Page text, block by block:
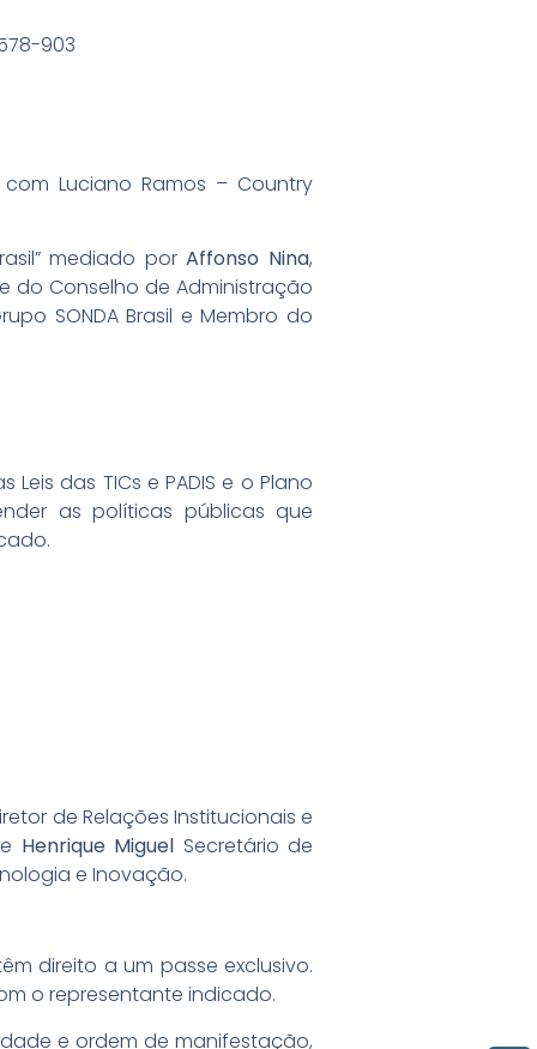
903
Luciano Ramos – Country
mediado porAffonso Nina,
do Conselho de Administração
SONDA Brasil e Membro do
das TICs e PADIS e o Plano
as políticas públicas que
de Relações Institucionais e
Henrique Miguel Secretário de
e Inovação.
direito a um passe exclusivo.
o representante indicado.
e ordem de manifestação,